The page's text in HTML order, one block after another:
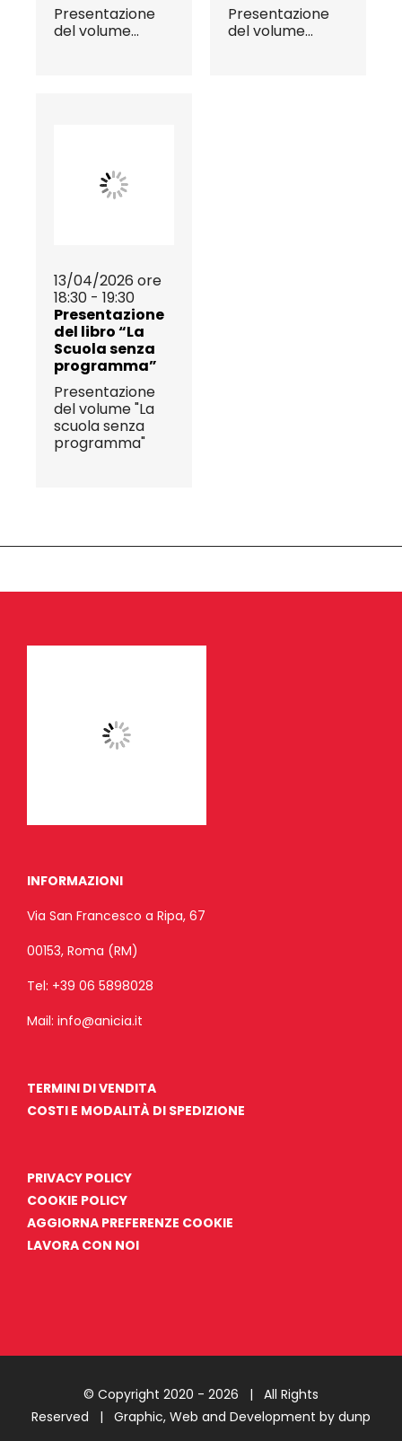
Presentazione
del volume...
Presentazione
del volume...
13/04/2026 ore
18:30 - 19:30
Presentazione
del libro “La
Scuola senza
programma”
Presentazione
del volume "La
scuola senza
programma"
INFORMAZIONI
Via San Francesco a Ripa, 67
00153, Roma (RM)
Tel: +39 06 5898028
Mail: info@anicia.it
TERMINI DI VENDITA
COSTI E MODALITÀ DI SPEDIZIONE
PRIVACY POLICY
COOKIE POLICY
AGGIORNA PREFERENZE COOKIE
LAVORA CON NOI
© Copyright 2020 - 2026 | All Rights
Reserved | Graphic, Web and Development by dunp